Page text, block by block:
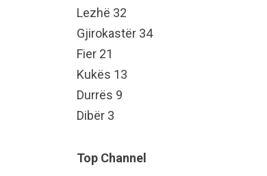
Lezhë 32
Gjirokastër 34
Fier 21
Kukës 13
Durrës 9
Dibër 3
Top Channel